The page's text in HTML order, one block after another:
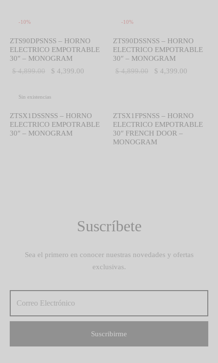
-10%
ZTS90DPSNSS – HORNO
ELECTRICO EMPOTRABLE
30″ – MONOGRAM
$4,899.00
El precio
era:
$ 4,399.00
-10%
ZTS90DSSNSS – HORNO
ELECTRICO EMPOTRABLE
30″ – MONOGRAM
$4,899.00
El precio
$ 4,399.00
Sin existencias
ZTSX1DSSNSS – HORNO
ELECTRICO EMPOTRABLE
30″ – MONOGRAM
ZTSX1FPSNSS – HORNO
ELECTRICO EMPOTRABLE
30″ FRENCH DOOR –
MONOGRAM
Suscríbete
Sea el primero en conocer nuestras novedades y ofertas
exclusivas.